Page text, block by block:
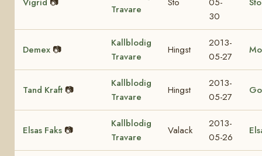
Travare
30
Demex 📷
Kallblodig
Travare
Hingst
2013-
05-27
Tand Kraft 📷
Kallblodig
Travare
Hingst
2013-
05-27
Elsas Faks 📷
Kallblodig
Travare
Valack
2013-
05-26